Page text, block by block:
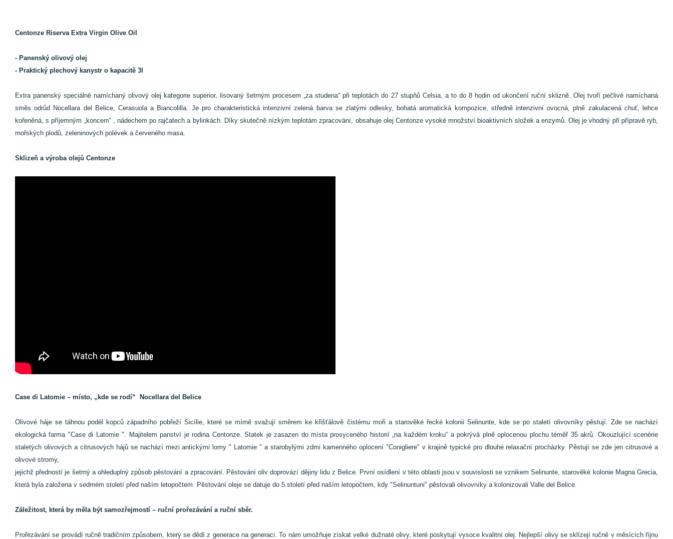
Centonze Riserva Extra Virgin Olive Oil
- Panenský olivový olej
- Praktický plechový kanystr o kapacitě 3l
Extra panenský speciálně namíchaný olivový olej kategorie superior, lisovaný šetrným procesem „za studena“ při teplotách do 27 stupňů Celsia, a to do 8 hodin od ukončení ruční sklizně. Olej tvoří pečlivé namíchaná
směs odrůd Nocellara del Belice, Cerasuola a Biancolilla. Je pro charakteristická intenzivní zelená barva se zlatými odlesky, bohatá aromatická kompozice, středně intenzivní ovocná, plně zakulacená chuť, lehce
kořeněná, s příjemným „koncem“ , nádechem po rajčatech a bylinkách. Díky skutečně nízkým teplotám zpracování, obsahuje olej Centonze vysoké množství bioaktivních složek a enzymů. Olej je vhodný při přípravě ryb,
mořských plodů, zeleninových polévek a červeného masa.
Sklizeň a výroba olejů Centonze
Case di Latomie – místo, „kde se rodí“ Nocellara del Belice
Olivové háje se táhnou podél kopců západního pobřeží Sicílie, které se mírně svažují směrem ke křišťálově čistému moři a starověké řecké kolonii Selinunte, kde se po staletí olivovníky pěstují. Zde se nachází
ekologická farma "Case di Latomie ". Majitelem panství je rodina Centonze. Statek je zasazen do místa prosyceného historií „na každém kroku“ a pokrývá plně oplocenou plochu téměř 35 akrů. Okouzlující scenérie
staletých olivových a citrusových hájů se nachází mezi antickými lomy " Latomie " a starobylými zdmi kamenného oplocení "Conigliere" v krajině typické pro dlouhé relaxační procházky. Pěstují se zde jen citrusové a
olivové stromy,
jejichž předností je šetrný a ohleduplný způsob pěstování a zpracování. Pěstování oliv doprovází dějiny lidu z Belice. První osídlení v této oblasti jsou v souvislosti se vznikem Selinunte, starověké kolonie Magna Grecia,
která byla založena v sedmém století před naším letopočtem. Pěstování oleje se datuje do 5.století před naším letopočtem, kdy "Selinuntuni" pěstovali olivovníky a kolonizovali Valle del Belice.
Záležitost, která by měla být samozřejmostí – ruční prořezávání a ruční sběr.
Prořezávání se provádí ručně tradičním způsobem, který se dědí z generace na generaci. To nám umožňuje získat velké dužnaté olivy, které poskytují vysoce kvalitní olej. Nejlepší olivy se sklízejí ručně v měsících říjnu